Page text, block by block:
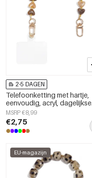
2-5 DAGEN
Telefoonketting met hartje,
eenvoudig, acryl, dagelijkse
accessoires
MSRP €8,99
€2,75
EU-magazijn